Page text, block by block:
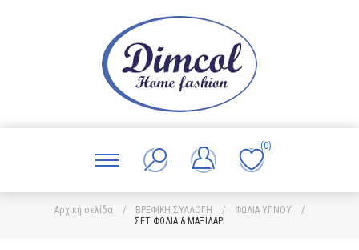
(0)
Αρχική σελίδα / ΒΡΕΦΙΚΗ ΣΥΛΛΟΓΗ / ΦΩΛΙΑ ΥΠΝΟΥ
/
ΣΕΤ ΦΩΛΙΑ & ΜΑΞΙΛΑΡΙ